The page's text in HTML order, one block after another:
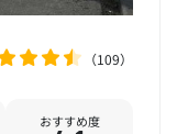
109
おすすめ度